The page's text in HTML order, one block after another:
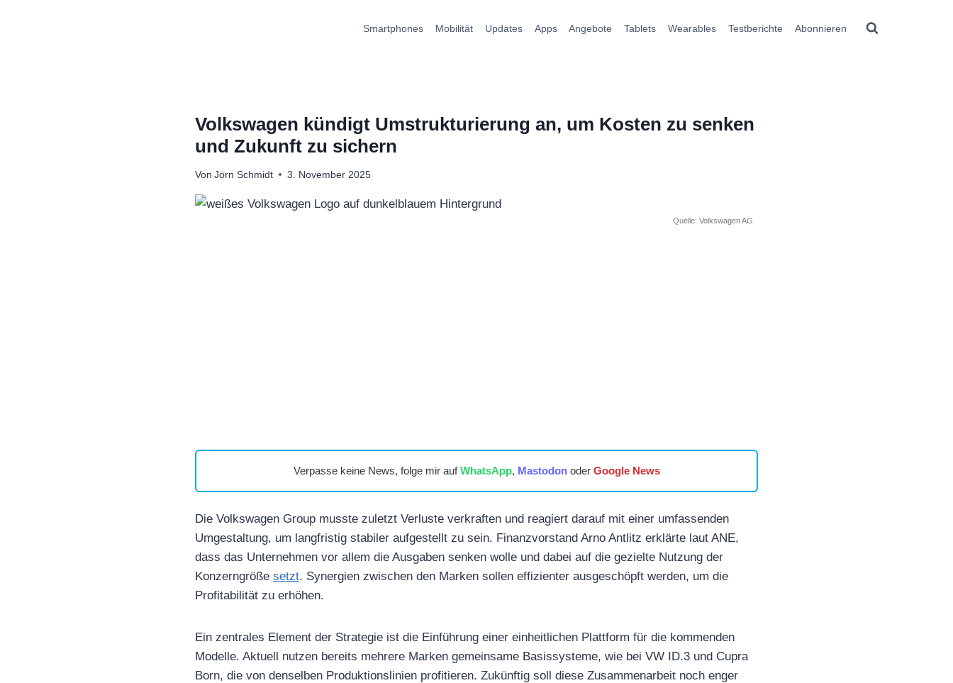
Smartphones Mobilität Updates Apps Angebote Tablets Wearables Testberichte Abonnieren
Volkswagen kündigt Umstrukturierung an, um Kosten zu senken
und Zukunft zu sichern
Von Jörn Schmidt 3. November 2025
Quelle: Volkswagen AG
Verpasse keine News, folge mir aufWhatsApp, Mastodonoder Google News
Die Volkswagen Group musste zuletzt Verluste verkraften und reagiert darauf mit einer umfassenden
Umgestaltung, um langfristig stabiler aufgestellt zu sein. Finanzvorstand Arno Antlitz erklärte laut ANE,
dass das Unternehmen vor allem die Ausgaben senken wolle und dabei auf die gezielte Nutzung der
Konzerngröße setzt. Synergien zwischen den Marken sollen effizienter ausgeschöpft werden, um die
Profitabilität zu erhöhen.
Ein zentrales Element der Strategie ist die Einführung einer einheitlichen Plattform für die kommenden
Modelle. Aktuell nutzen bereits mehrere Marken gemeinsame Basissysteme, wie bei VW ID.3 und Cupra
Born, die von denselben Produktionslinien profitieren. Zukünftig soll diese Zusammenarbeit noch enger